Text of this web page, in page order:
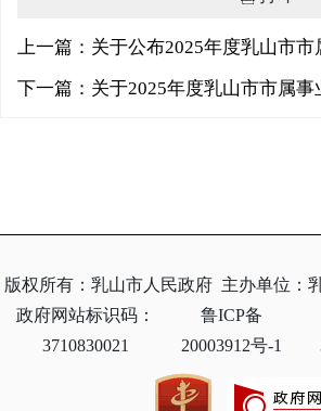
版权所有：乳山市人民政府 主办单位：
政府网站标识码：
3710830021
鲁ICP备
20003912号-1